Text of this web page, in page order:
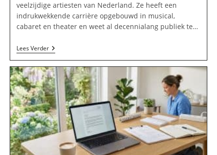
veelzijdige artiesten van Nederland. Ze heeft een
indrukwekkende carrière opgebouwd in musical,
cabaret en theater en weet al decennialang publiek te…
Lees VerderSimone
Kleinsma
Theater
En
Optredens